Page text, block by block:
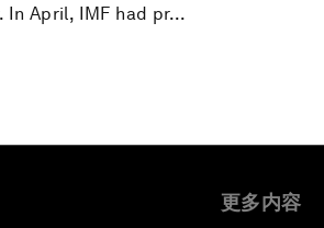
In April, IMF had pr...
更多内容